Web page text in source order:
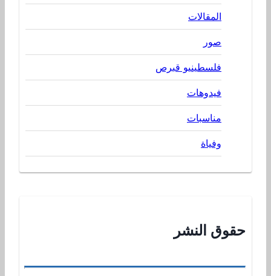
المقالات
صور
فلسطينيو قبرص
فيدوهات
مناسبات
وفياة
حقوق النشر